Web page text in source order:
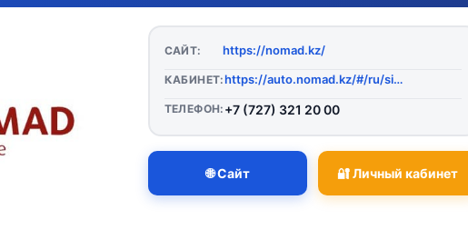
САЙТ: https://nomad.kz/
КАБИНЕТ: https://auto.nomad.kz/#/ru/sign
ТЕЛЕФОН: +7 (727) 321 20 00
🌐 Сайт 🔐 Личный кабинет